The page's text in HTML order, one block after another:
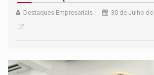
Destaques Empresariais 30 de Julho